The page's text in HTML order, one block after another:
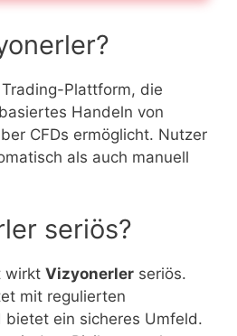
Plattform, die
Handeln von
CFDs ermöglicht. Nutzer
als auch manuell
seriös?
wirkt Vizyonerler seriös.
mit regulierten
bietet ein sicheres Umfeld.